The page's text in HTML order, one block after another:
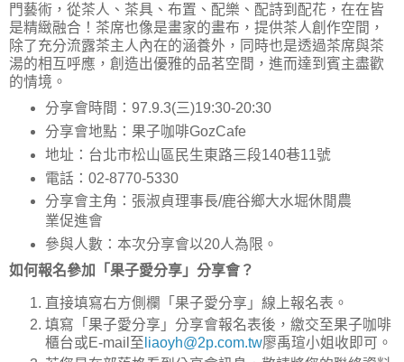
門藝術，從茶人、茶具、布置、配樂、配詩到配花，在在皆
是精緻融合！茶席也像是畫家的畫布，提供茶人創作空間，
除了充分流露茶主人內在的涵養外，同時也是透過茶席與茶
湯的相互呼應，創造出優雅的品茗空間，進而達到賓主盡歡
的情境。
分享會時間：97.9.3(三)19:30-20:30
分享會地點：果子咖啡GozCafe
地址：台北市松山區民生東路三段140巷11號
電話：02-8770-5330
分享會主角：張淑貞理事長/鹿谷鄉大水堀休閒農
業促進會
參與人數：本次分享會以20人為限。
如何報名參加「果子愛分享」分享會？
直接填寫右方側欄「果子愛分享」線上報名表。
填寫「果子愛分享」分享會報名表後，繳交至果子咖啡
櫃台或E-mail至 liaoyh@2p.com.tw廖禹瑄小姐收即可。